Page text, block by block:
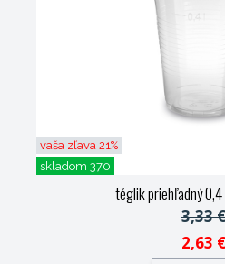
vaša zľava 21%
skladom 370
téglik priehľadný
3,33 €
2,63 €